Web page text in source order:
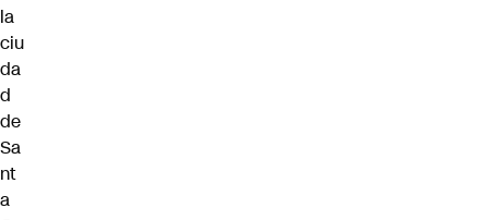
la
ciu
da
d
de
Sa
nt
a